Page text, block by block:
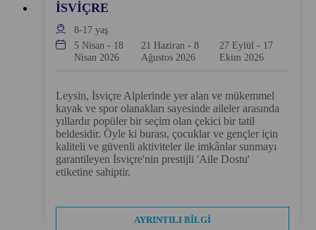
İSVIÇRE
8-17 yaş
5 Nisan- 18
Nisan 2026
21 Haziran- 8
Ağustos 2026
27 Eylül - 17
Ekim 2026
Leysin, İsviçre Alplerinde yer alan ve mükemmel
kayak ve spor olanakları sayesinde aileler arasında
yıllardır popüler bir seçim olan çekici bir tatil
beldesidir. Öyle ki burası, çocuklar ve gençler için
kaliteli ve güvenli aktiviteler ile imkânlar sunmayı
garantileyen İsviçre'nin prestijli 'Aile Dostu'
etiketine sahiptir.
AYRINTILI BILGI